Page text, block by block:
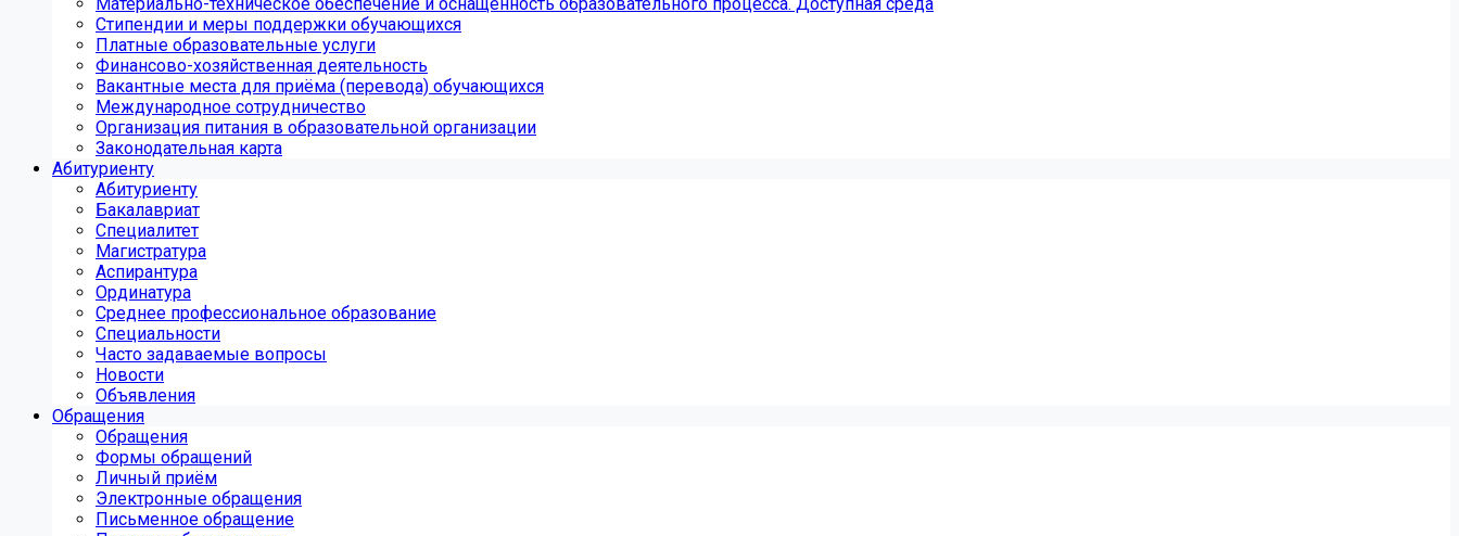
Стипендии и меры поддержки обучающихся
Платные образовательные услуги
Финансово-хозяйственная деятельность
Вакантные места для приёма (перевода) обучающихся
Международное сотрудничество
Организация питания в образовательной организации
Законодательная карта
Абитуриенту
Абитуриенту
Бакалавриат
Специалитет
Магистратура
Аспирантура
Ординатура
Среднее профессиональное образование
Специальности
Часто задаваемые вопросы
Новости
Объявления
Обращения
Обращения
Формы обращений
Личный приём
Электронные обращения
Письменное обращение